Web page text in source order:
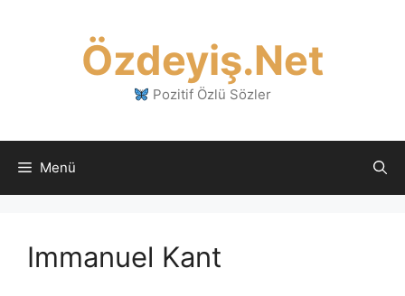
Özdeyiş.Net
Pozitif Özlü Sözler
Menü
Immanuel Kant